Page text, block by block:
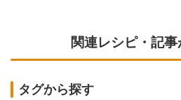
関連レシピ・記
タグから探す